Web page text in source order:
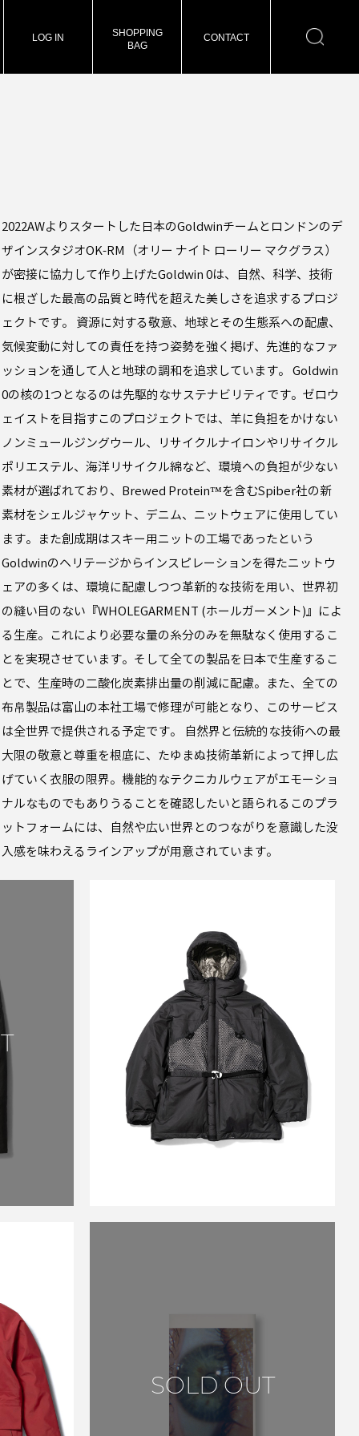
LOG IN
SHOPPING
BAG
CONTACT
2022AWよりスタートした日本のGoldwinチームとロンドンのデ
ザインスタジオOK-RM（オリー ナイト ローリー マクグラス）
が密接に協力して作り上げたGoldwin 0は、自然、科学、技術
に根ざした最高の品質と時代を超えた美しさを追求するプロジ
ェクトです。 資源に対する敬意、地球とその生態系への配慮、
気候変動に対しての責任を持つ姿勢を強く掲げ、先進的なファ
ッションを通して人と地球の調和を追求しています。 Goldwin
0の核の1つとなるのは先駆的なサステナビリティです。ゼロウ
ェイストを目指すこのプロジェクトでは、羊に負担をかけない
ノンミュールジングウール、リサイクルナイロンやリサイクル
ポリエステル、海洋リサイクル綿など、環境への負担が少ない
素材が選ばれており、Brewed Protein™を含むSpiber社の新
素材をシェルジャケット、デニム、ニットウェアに使用してい
ます。また創成期はスキー用ニットの工場であったという
Goldwinのヘリテージからインスピレーションを得たニットウ
ェアの多くは、環境に配慮しつつ革新的な技術を用い、世界初
の縫い目のない『WHOLEGARMENT (ホールガーメント)』によ
る生産。これにより必要な量の糸分のみを無駄なく使用するこ
とを実現させています。そして全ての製品を日本で生産するこ
とで、生産時の二酸化炭素排出量の削減に配慮。また、全ての
布帛製品は富山の本社工場で修理が可能となり、このサービス
は全世界で提供される予定です。 自然界と伝統的な技術への最
大限の敬意と尊重を根底に、たゆまぬ技術革新によって押し広
げていく衣服の限界。機能的なテクニカルウェアがエモーショ
ナルなものでもありうることを確認したいと語られるこのプラ
ットフォームには、自然や広い世界とのつながりを意識した没
入感を味わえるラインアップが用意されています。
GOLDWIN 0
GZ25300 WINDSTOPPER
PADDED COMPOSITE
PARKA BIOTITE_
￥154,000
FIELD
RED
SOLD OUT